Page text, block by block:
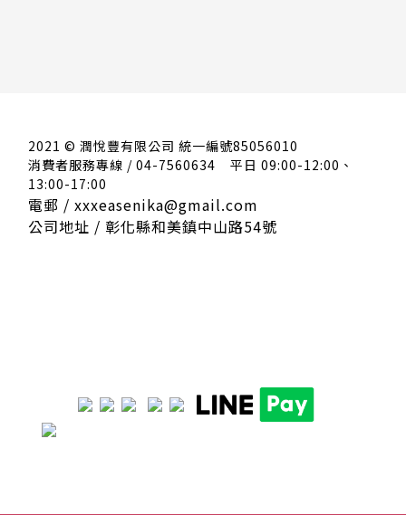
2021 © 潤悅豐有限公司 統一編號85056010
消費者服務專線 / 04-7560634 平日 09:00-12:00、
13:00-17:00
電郵 / xxxeasenika@gmail.com
公司地址 / 彰化縣和美鎮中山路54號